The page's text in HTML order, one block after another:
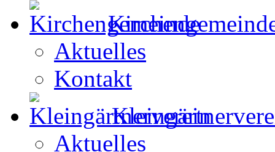
Aktuelles
Kontakt
Aktuelles